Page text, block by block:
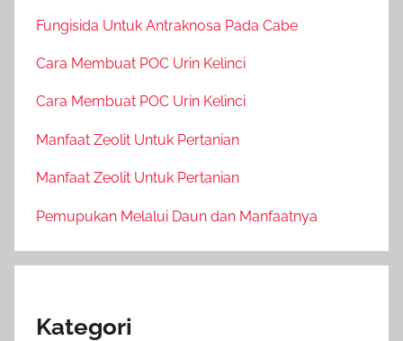
Fungisida Untuk Antraknosa Pada Cabe
Cara Membuat POC Urin Kelinci
Cara Membuat POC Urin Kelinci
Manfaat Zeolit Untuk Pertanian
Manfaat Zeolit Untuk Pertanian
Pemupukan Melalui Daun dan Manfaatnya
Kategori